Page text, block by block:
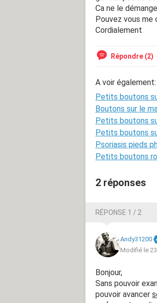
Ca ne le
Pouvez vous me
Cordialement
Répondre (2)
A voir également:
Petits boutons
Boutons sur le
Petits boutons
Petits boutons
Psoriasis pieds
Petits boutons
2 réponses
RÉPONSE 1 / 2
Andy31200
Modifié le
Bonjour,
Sans pouvoir
pouvoir avancer